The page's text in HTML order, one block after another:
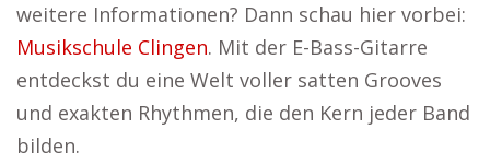
weitere Informationen? Dann schau hier vorbei:
Musikschule Clingen. Mit der E-Bass-Gitarre
entdeckst du eine Welt voller satten Grooves
und exakten Rhythmen, die den Kern jeder Band
bilden.